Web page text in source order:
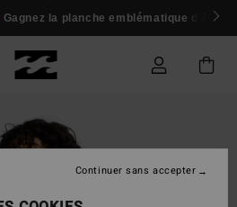
Gagnez la planche emblématique d'Andy
Continuer sans accepter